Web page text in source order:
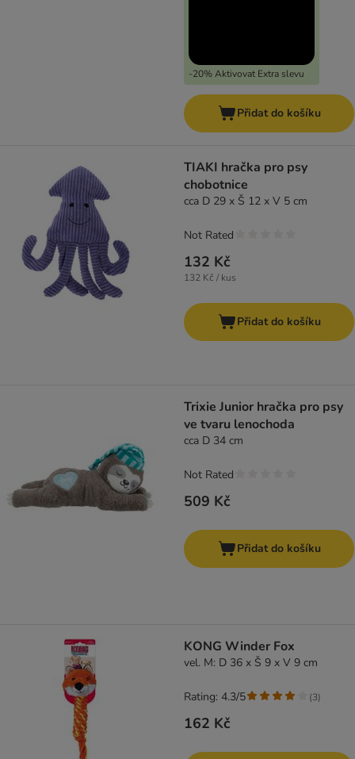
-20% Aktivovat Extra slevu
Přidat do košíku
TIAKI hračka pro psy
chobotnice
cca D 29 x Š 12 x V 5 cm
132 Kč
132 Kč / kus
Not Rated
Přidat do košíku
Trixie Junior hračka pro psy
ve tvaru lenochoda
cca D 34 cm
509 Kč
Not Rated
Přidat do košíku
KONG Winder Fox
vel. M: D 36 x Š 9 x V 9 cm
162 Kč
Rating: 4.3/5 (3)